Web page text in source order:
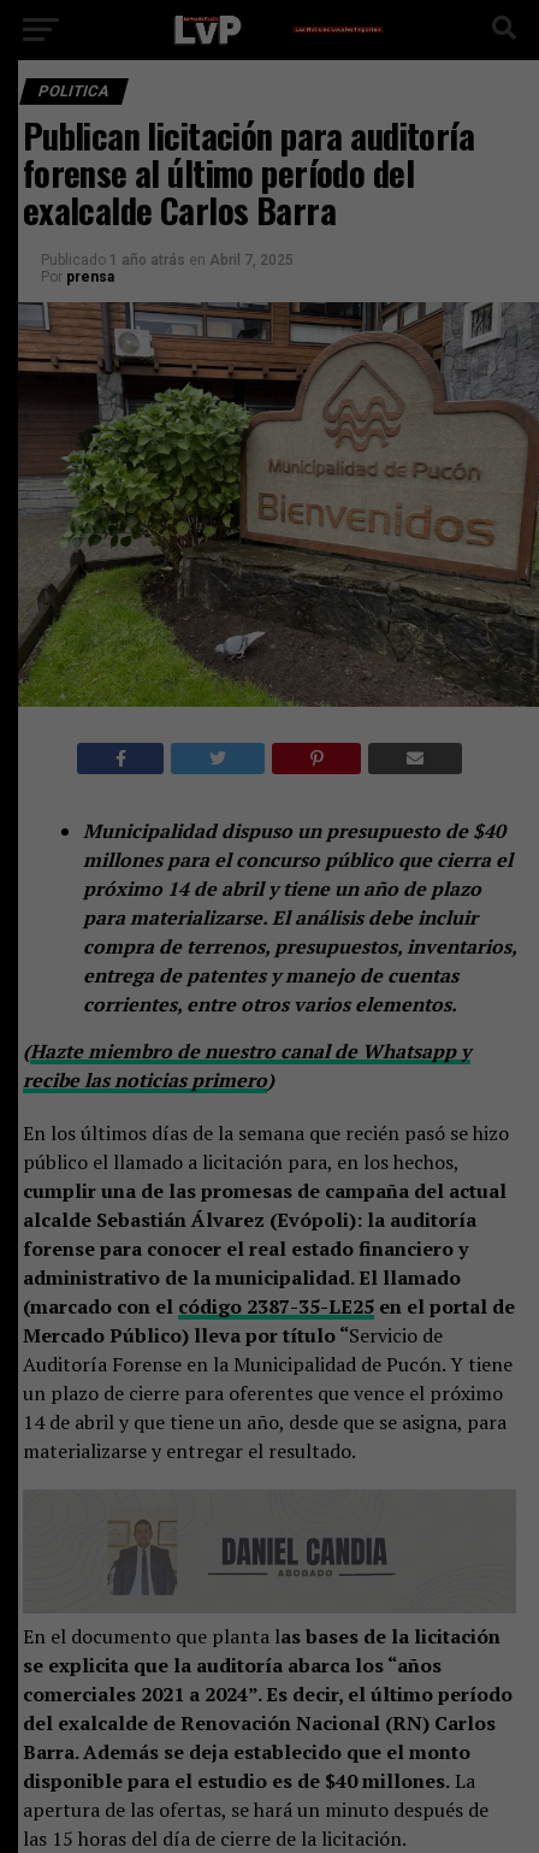
POLITICA
Publican licitación para auditoría
forense al último período del
exalcalde Carlos Barra
Publicado 1 año atrás en Abril 7, 2025
Por prensa
Municipalidad dispuso un presupuesto de $40
millones para el concurso público que cierra el
próximo 14 de abril y tiene un año de plazo
para materializarse. El análisis debe incluir
compra de terrenos, presupuestos, inventarios,
entrega de patentes y manejo de cuentas
corrientes, entre otros varios elementos.
(Hazte miembro de nuestro canal de Whatsapp y
recibe las noticias primero)
En los últimos días de la semana que recién pasó se hizo
público el llamado a licitación para, en los hechos,
cumplir una de las promesas de campaña del actual
alcalde Sebastián Álvarez (Evópoli): la auditoría
forense para conocer el real estado financiero y
administrativo de la municipalidad. El llamado
(marcado con el código ​​2387-35-LE25en el portal de
Mercado Público) lleva por título “Servicio de
Auditoría Forense en la Municipalidad de Pucón. Y tiene
un plazo de cierre para oferentes que vence el próximo
14 de abril y que tiene un año, desde que se asigna, para
materializarse y entregar el resultado.
En el documento que planta las bases de la licitación
se explicita que la auditoría abarca los “años
comerciales 2021 a 2024”. Es decir, el último período
del exalcalde de Renovación Nacional (RN) Carlos
Barra. Además se deja establecido que el monto
disponible para el estudio es de $40 millones.La
apertura de las ofertas, se hará un minuto después de
las 15 horas del día de cierre de la licitación.